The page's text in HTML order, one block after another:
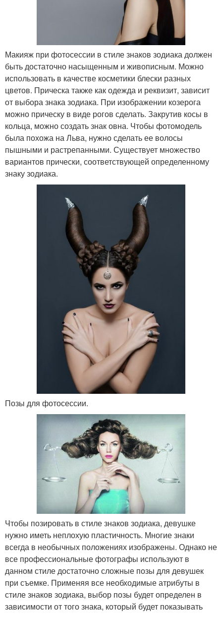
Макияж при фотосессии в стиле знаков зодиака должен
быть достаточно насыщенным и живописным. Можно
использовать в качестве косметики блески разных
цветов. Прическа также как одежда и реквизит, зависит
от выбора знака зодиака. При изображении козерога
можно прическу в виде рогов сделать. Закрутив косы в
кольца, можно создать знак овна. Чтобы фотомодель
была похожа на Льва, нужно сделать ее волосы
пышными и растрепанными. Существует множество
вариантов прически, соответствующей определенному
знаку зодиака.
Позы для фотосессии.
Чтобы позировать в стиле знаков зодиака, девушке
нужно иметь неплохую пластичность. Многие знаки
всегда в необычных положениях изображены. Однако не
все профессиональные фотографы используют в
данном стиле достаточно сложные позы для девушек
при съемке. Применяя все необходимые атрибуты в
стиле знаков зодиака, выбор позы будет определен в
зависимости от того знака, который будет показывать